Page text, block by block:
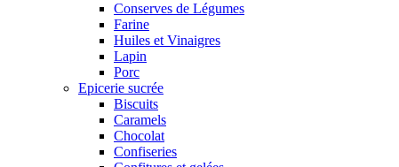
Conserves de Légumes
Farine
Huiles et Vinaigres
Lapin
Porc
Epicerie sucrée
Biscuits
Caramels
Chocolat
Confiseries